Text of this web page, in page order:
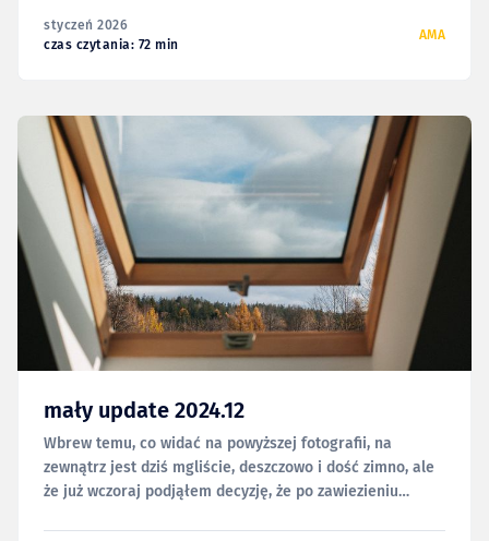
wszystko niezwłocznie.
styczeń 2026
czas czytania: 72 min
AMA
mały update 2024.12
Wbrew temu, co widać na powyższej fotografii, na
zewnątrz jest dziś mgliście, deszczowo i dość zimno, ale
że już wczoraj podjąłem decyzję, że po zawiezieniu